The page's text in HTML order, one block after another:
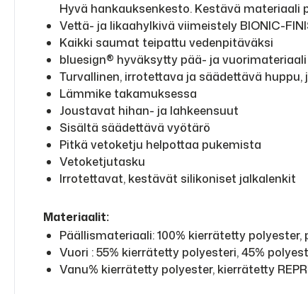
Hyvä hankauksenkesto. Kestävä materiaali
Vettä- ja likaahylkivä viimeistely BIONIC-
Kaikki saumat teipattu vedenpitäväksi
bluesign® hyväksytty pää- ja
Turvallinen, irrotettava ja säädettävä
Lämmike takamuksessa
Joustavat hihan- ja lahkeensuut
Sisältä säädettävä vyötärö
Pitkä vetoketju helpottaa pukemista
Vetoketjutasku
Irrotettavat, kestävät silikoniset jalkalenkit
Materiaalit:
Päällismateriaali: 100% kierrätetty
Vuori : 55% kierrätetty polyesteri, 45%
Vanu% kierrätetty polyester, kierrätetty